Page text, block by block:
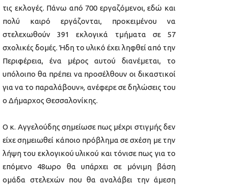
τις εκλογές. Πάνω από 700 εργαζόμενοι, εδώ και
πολύ καιρό εργάζονται, προκειμένου να
στελεχωθούν 391 εκλογικά τμήματα σε 57
σχολικές δομές. Ήδη το υλικό έχει ληφθεί από την
Περιφέρεια, ένα μέρος αυτού διανέμεται, το
υπόλοιπο θα πρέπει να προσέλθουν οι δικαστικοί
για να το παραλάβουν», ανέφερε σε δηλώσεις του
ο Δήμαρχος Θεσσαλονίκης.
Ο κ. Αγγελούδης σημείωσε πως μέχρι στιγμής δεν
είχε σημειωθεί κάποιο πρόβλημα σε σχέση με την
λήψη του εκλογικού υλικού και τόνισε πως για το
επόμενο 48ωρο θα υπάρχει σε μόνιμη βάση
ομάδα στελεχών που θα αναλάβει την άμεση